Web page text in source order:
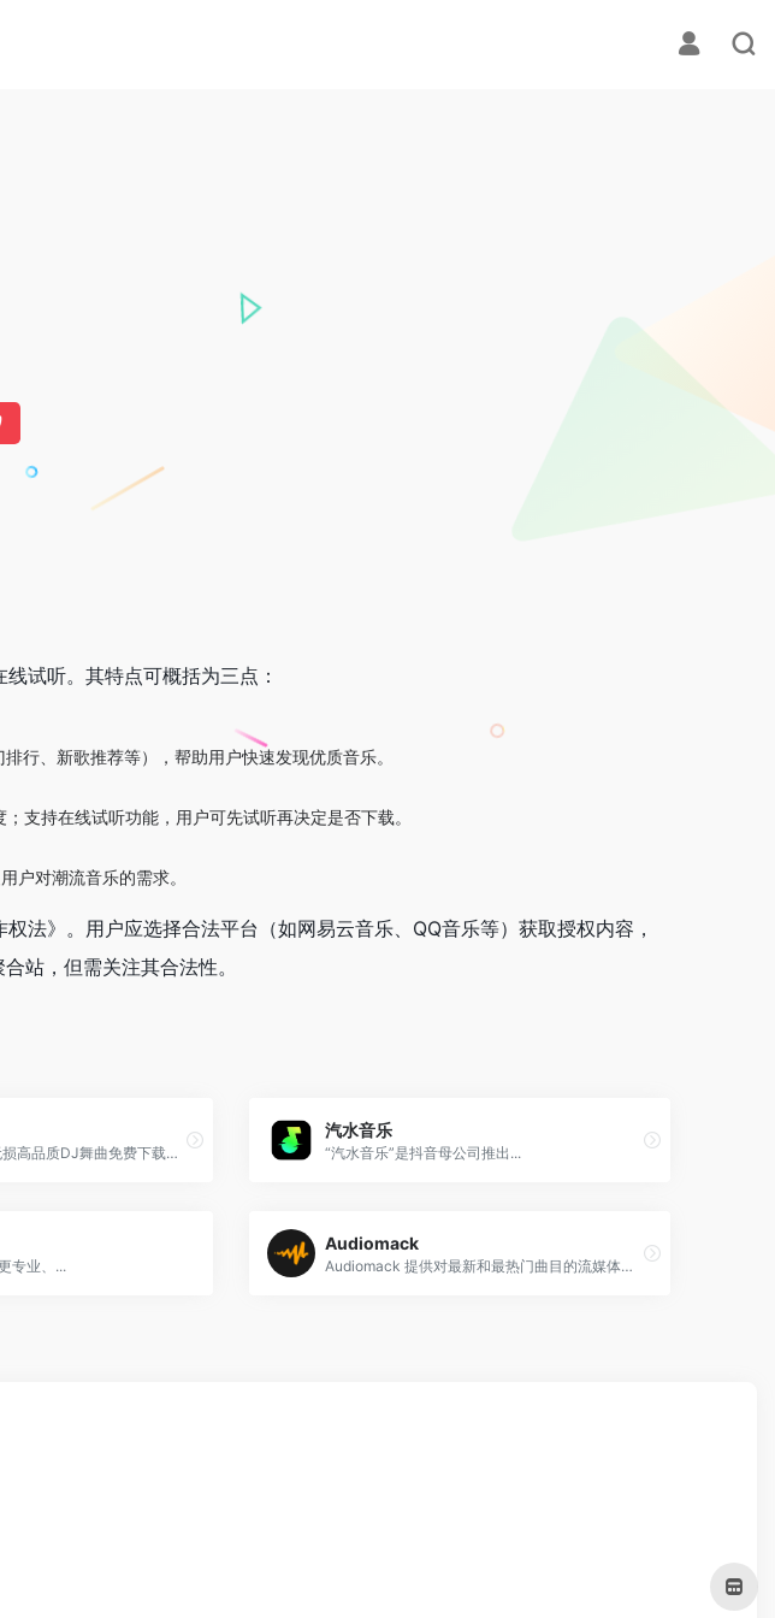
试听。其特点可概括为三点：
行、新歌推荐等），帮助用户快速发现优质音乐。
支持在线试听功能，用户可先试听再决定是否下载。
户对潮流音乐的需求。
法》。用户应选择合法平台（如网易云音乐、QQ音乐等）获取授权内容，
站，但需关注其合法性。
宝贝DJ音乐网提供无损高品质DJ舞曲免费下载，包含专业混音的串烧及夜店音乐，每日更新最新潮DJ曲目，专注分享与下载体验。
汽水音乐
“汽水音乐”是抖音母公司推出...
专业、...
Audiomack
Audiomack 提供对最新和最热门曲目的流媒体和免费下载访问，就在您的指尖。我们的免费音乐下载功能可让您离线播放您喜爱的歌曲